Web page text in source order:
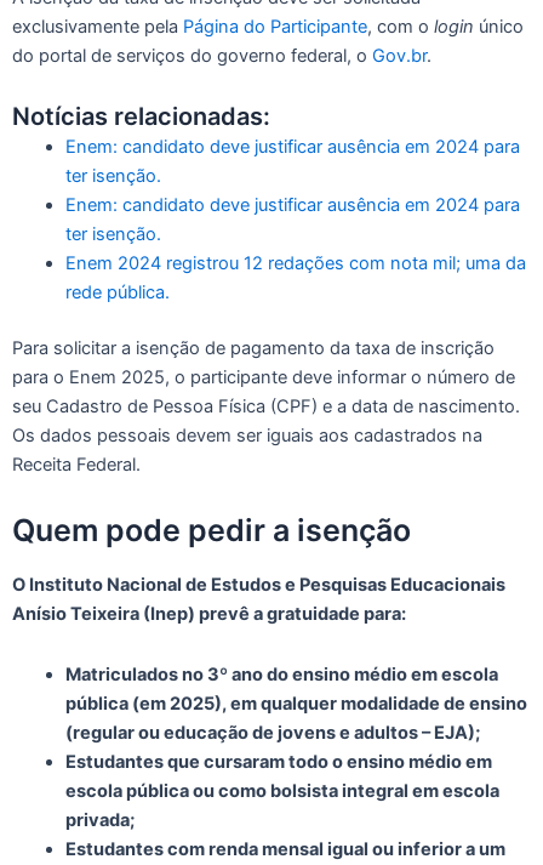
exclusivamente pela Página do Participante, com o login único
do portal de serviços do governo federal, o Gov.br.
Notícias relacionadas:
Enem: candidato deve justificar ausência em 2024 para
ter isenção.
Enem: candidato deve justificar ausência em 2024 para
ter isenção.
Enem 2024 registrou 12 redações com nota mil; uma da
rede pública.
Para solicitar a isenção de pagamento da taxa de inscrição
para o Enem 2025, o participante deve informar o número de
seu Cadastro de Pessoa Física (CPF) e a data de nascimento.
Os dados pessoais devem ser iguais aos cadastrados na
Receita Federal.
Quem pode pedir a isenção
O Instituto Nacional de Estudos e Pesquisas Educacionais
Anísio Teixeira (Inep) prevê a gratuidade para:
Matriculados no 3º ano do ensino médio em escola
pública (em 2025), em qualquer modalidade de ensino
(regular ou educação de jovens e adultos – EJA);
Estudantes que cursaram todo o ensino médio em
escola pública ou como bolsista integral em escola
privada;
Estudantes com renda mensal igual ou inferior a um